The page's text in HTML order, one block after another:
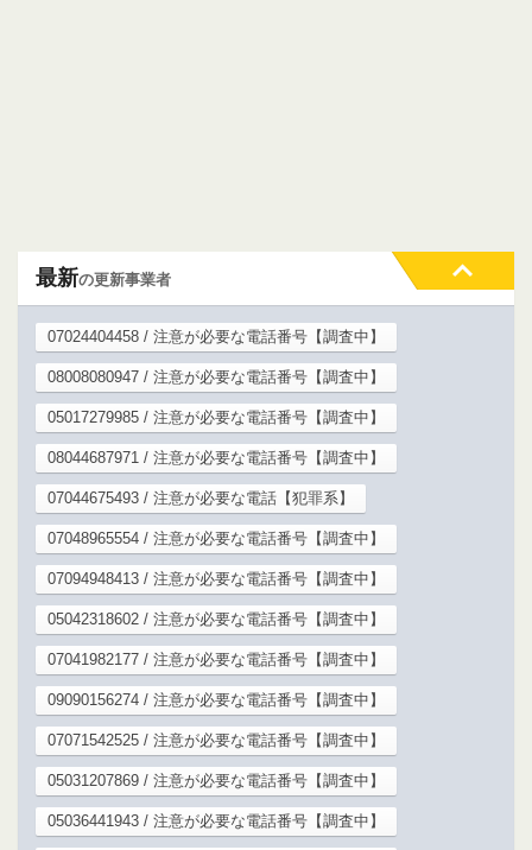
最新の更新事業者
07024404458 / 注意が必要な電話番号【調査中】
08008080947 / 注意が必要な電話番号【調査中】
05017279985 / 注意が必要な電話番号【調査中】
08044687971 / 注意が必要な電話番号【調査中】
07044675493 / 注意が必要な電話【犯罪系】
07048965554 / 注意が必要な電話番号【調査中】
07094948413 / 注意が必要な電話番号【調査中】
05042318602 / 注意が必要な電話番号【調査中】
07041982177 / 注意が必要な電話番号【調査中】
09090156274 / 注意が必要な電話番号【調査中】
07071542525 / 注意が必要な電話番号【調査中】
05031207869 / 注意が必要な電話番号【調査中】
05036441943 / 注意が必要な電話番号【調査中】